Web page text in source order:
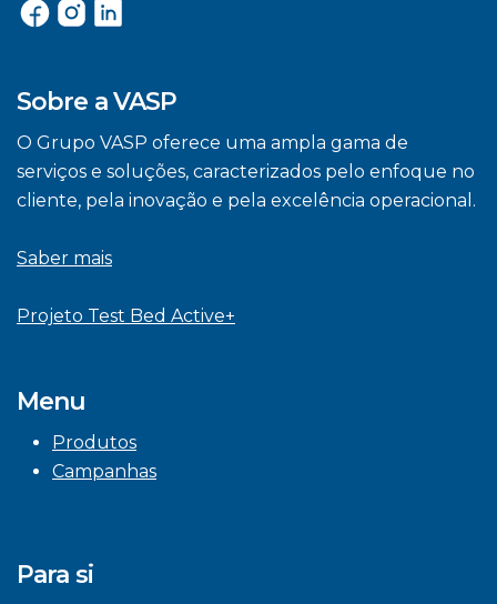
Sobre a VASP
O Grupo VASP oferece uma ampla gama de
serviços e soluções, caracterizados pelo enfoque no
cliente, pela inovação e pela excelência operacional.
Saber mais
Projeto Test Bed Active+
Menu
Produtos
Campanhas
Para si